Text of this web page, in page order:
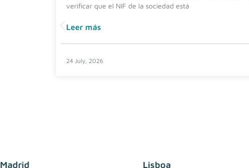
verificar que el NIF de la sociedad está
Leer más
24 July, 2026
Madrid Lisboa